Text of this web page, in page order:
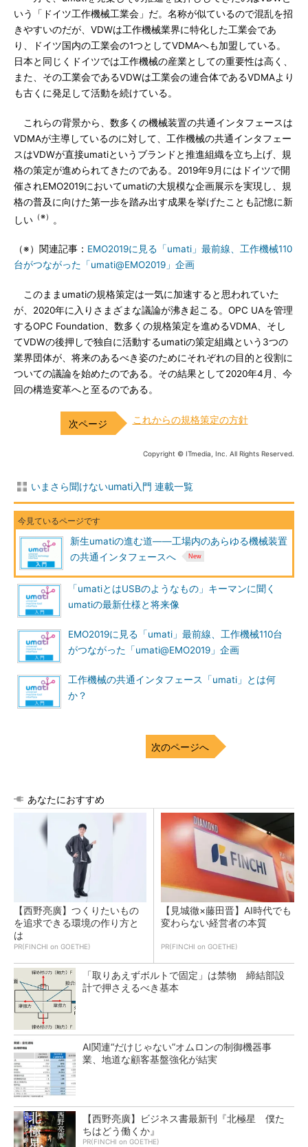
いう「ドイツ工作機械工業会」だ。名称が似ているので混乱を招
きやすいのだが、VDWは工作機械業界に特化した工業会であ
り、ドイツ国内の工業会の1つとしてVDMAへも加盟している。
日本と同じくドイツでは工作機械の産業としての重要性は高く、
また、その工業会であるVDWは工業会の連合体であるVDMAより
も古くに発足して活動を続けている。
これらの背景から、数多くの機械装置の共通インタフェースは
VDMAが主導しているのに対して、工作機械の共通インタフェー
スはVDWが直接umatiというブランドと推進組織を立ち上げ、規
格の策定が進められてきたのである。2019年9月にはドイツで開
催されEMO2019においてumatiの大規模な企画展示を実現し、規
格の普及に向けた第一歩を踏み出す成果を挙げたことも記憶に新
しい （※）
（※）関連記事： EMO2019に見る「umati」最前線、工作機械110
台がつながった「umati@EMO2019」企画
このままumatiの規格策定は一気に加速すると思われていた
が、2020年に入りさまざまな議論が沸き起こる。OPC UAを管理
するOPC Foundation、数多くの規格策定を進めるVDMA、そし
てVDWの後押しで独自に活動するumatiの策定組織という3つの
業界団体が、将来のあるべき姿のためにそれぞれの目的と役割に
ついての議論を始めたのである。その結果として2020年4月、今
回の構造変革へと至るのである。
これからの規格策定の方針
Copyright © ITmedia, Inc. All Rights Reserved.
いまさら聞けないumati入門 連載一覧
新生umatiの進む道――工場内のあらゆる機械装置
の共通インタフェースへ
「umatiとはUSBのようなもの」キーマンに聞く
umatiの最新仕様と将来像
EMO2019に見る「umati」最前線、工作機械110台
がつながった「umati@EMO2019」企画
工作機械の共通インタフェース「umati」とは何
か？
次のページへ
あなたにおすすめ
【西野亮廣】つくりたいもの
を追求できる環境の作り方と
は
PR(FINCHI on GOETHE)
【見城徹×藤田晋】AI時代でも
変わらない経営者の本質
PR(FINCHI on GOETHE)
「取りあえずボルトで固定」は禁物 締結部設
計で押さえるべき基本
AI関連“だけじゃない”オムロンの制御機器事
業、地道な顧客基盤強化が結実
【西野亮廣】ビジネス書最新刊『北極星 僕た
ちはどう働くか』
PR(FINCHI on GOETHE)